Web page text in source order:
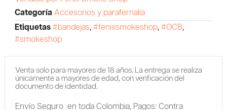
Categoría Accesorios y parafernalia
Etiquetas #bandejas, #fenixsmokeshop, #OCB,
#smokeshop
Venta solo para mayores de 18 años. La entrega se realiza
únicamente a mayores de edad, con verificación del
documento de identidad.
Envío Seguro en toda Colombia, Pagos: Contra